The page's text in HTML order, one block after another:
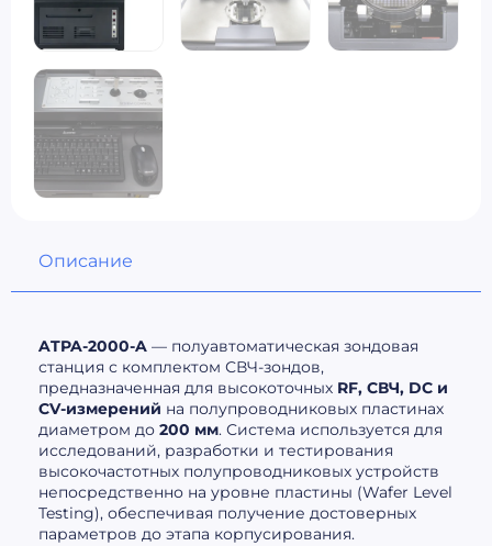
Описание
ATPA-2000-A — полуавтоматическая зондовая
станция с комплектом СВЧ-зондов,
предназначенная для высокоточных RF, СВЧ, DC и
CV-измерений на полупроводниковых пластинах
диаметром до 200 мм. Система используется для
исследований, разработки и тестирования
высокочастотных полупроводниковых устройств
непосредственно на уровне пластины (Wafer Level
Testing), обеспечивая получение достоверных
параметров до этапа корпусирования.